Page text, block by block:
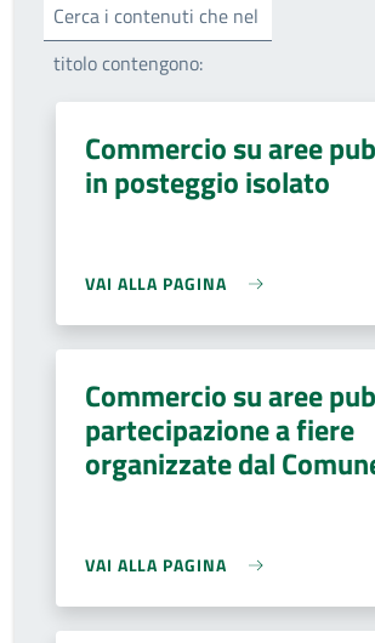
Cerca i contenuti che nel
titolo contengono:
Commercio su aree
in posteggio isolato
VAI ALLA PAGINA
Commercio su aree
partecipazione a fiere
organizzate dal
VAI ALLA PAGINA